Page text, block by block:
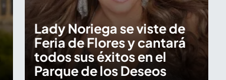
Lady Noriega se viste de
Feria de Flores y cantará
todos sus éxitos en el
Parque de los Deseos